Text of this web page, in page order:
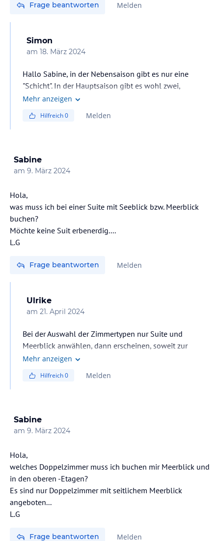
Frage beantworten Melden
Simon
am 18. März 2024
Hallo Sabine, in der Nebensaison gibt es nur eine
"Schicht". In der Hauptsaison gibt es wohl zwei,
allerdings sind mir diese Zeiten nicht bekannt. Beim
Zeitpunkt möglich sein.
Mehr anzeigen
Hilfreich0 Melden
Sabine
am 9. März 2024
Hola,
was muss ich bei einer Suite mit Seeblick bzw. Meerblick
buchen?
Möchte keine Suit erbenerdig....
L.G
Frage beantworten Melden
Ulrike
am 21. April 2024
Bei der Auswahl der Zimmertypen nur Suite und
Meerblick anwählen, dann erscheinen, soweit zur
gewünschten Zeit verfügbar , nur Angebote für Suiten
Homepage des Hotels zwei Balkone, also sollten diese
Mehr anzeigen
Hilfreich0 Melden
Sabine
am 9. März 2024
Hola,
welches Doppelzimmer muss ich buchen mir Meerblick und
in den oberen -Etagen?
Es sind nur Doppelzimmer mit seitlichem Meerblick
angeboten...
L.G
Frage beantworten Melden